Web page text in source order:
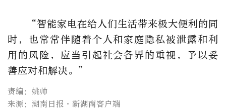
“智能家电在给人们生活带来极大便利的同
时，也常常伴随着个人和家庭隐私被泄露和利
用的风险，应当引起社会各界的重视，予以妥
善应对和解决。”
责编：姚帅
来源：湖南日报·新湖南客户端